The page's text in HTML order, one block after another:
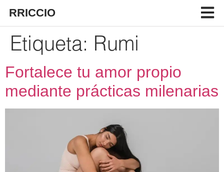
RRICCIO
Etiqueta: Rumi
Fortalece tu amor propio
mediante prácticas milenarias